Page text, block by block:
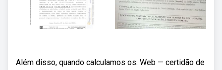
Além disso, quando calculamos os. Web — certidão de